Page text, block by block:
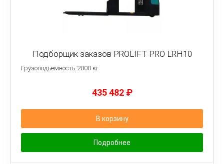
Подборщик заказов PROLIFT PRO LRH10
Грузоподъемность 2000 кг
435 482 ₽
В корзину
Подробнее